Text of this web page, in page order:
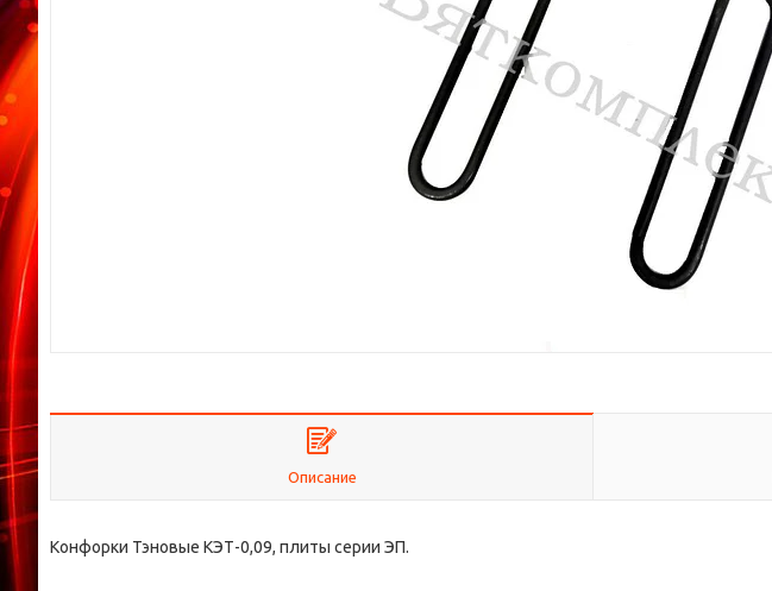
Описание
Конфорки Тэновые КЭТ-0,09, плиты серии ЭП.